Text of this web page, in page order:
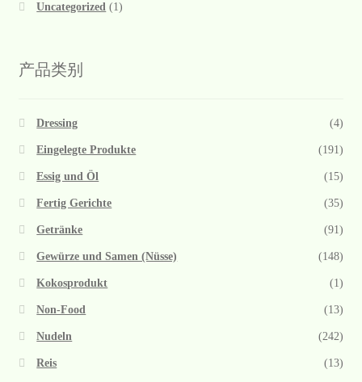
Uncategorized (1)
产品类别
Dressing (4)
Eingelegte Produkte (191)
Essig und Öl (15)
Fertig Gerichte (35)
Getränke (91)
Gewürze und Samen (Nüsse) (148)
Kokosprodukt (1)
Non-Food (13)
Nudeln (242)
Reis (13)